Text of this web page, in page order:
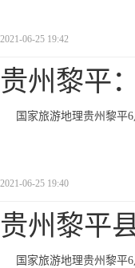
2021-06-25 19:42
贵州黎平
国家旅游地理贵州黎平
2021-06-25 19:40
贵州黎平
国家旅游地理贵州黎平